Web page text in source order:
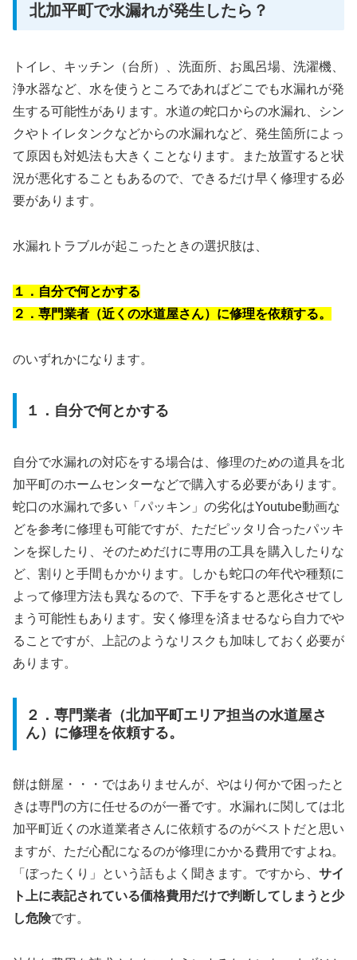
北加平町で水漏れが発生したら？
トイレ、キッチン（台所）、洗面所、お風呂場、洗濯機、
浄水器など、水を使うところであればどこでも水漏れが発
生する可能性があります。水道の蛇口からの水漏れ、シン
クやトイレタンクなどからの水漏れなど、発生箇所によっ
て原因も対処法も大きくことなります。また放置すると状
況が悪化することもあるので、できるだけ早く修理する必
要があります。
水漏れトラブルが起こったときの選択肢は、
１．自分で何とかする
２．専門業者（近くの水道屋さん）に修理を依頼する。
のいずれかになります。
１．自分で何とかする
自分で水漏れの対応をする場合は、修理のための道具を北
加平町のホームセンターなどで購入する必要があります。
蛇口の水漏れで多い「パッキン」の劣化はYoutube動画な
どを参考に修理も可能ですが、ただピッタリ合ったパッキ
ンを探したり、そのためだけに専用の工具を購入したりな
ど、割りと手間もかかります。しかも蛇口の年代や種類に
よって修理方法も異なるので、下手をすると悪化させてし
まう可能性もあります。安く修理を済ませるなら自力でや
ることですが、上記のようなリスクも加味しておく必要が
あります。
２．専門業者（北加平町エリア担当の水道屋さ
ん）に修理を依頼する。
餅は餅屋・・・ではありませんが、やはり何かで困ったと
きは専門の方に任せるのが一番です。水漏れに関しては北
加平町近くの水道業者さんに依頼するのがベストだと思い
ますが、ただ心配になるのが修理にかかる費用ですよね。
「ぼったくり」という話もよく聞きます。ですから、 サイ
ト上に表記されている価格費用だけで判断してしまうと少
し危険です。